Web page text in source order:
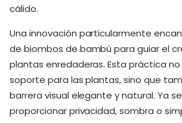
cálido.
Una innovación particularmente
de biombos de bambú para guiar el
plantas enredaderas. Esta práctica
soporte para las plantas, sino que
barrera visual elegante y natural. Ya
proporcionar privacidad, sombra o